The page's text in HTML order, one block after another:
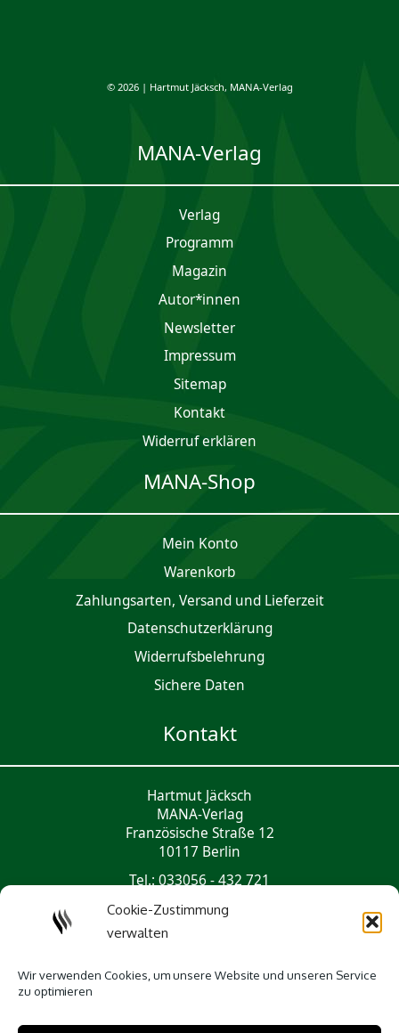
Cookie-Zustimmung
verwalten
Wir verwenden Cookies, um unsere Website und unseren Service
zu optimieren
© 2026 | Hartmut Jäcksch, MANA-Verlag
MANA-Verlag
Verlag
Programm
Magazin
Autor*innen
Newsletter
Impres­sum
Sitemap
Kontakt
Widerruf erklären
MANA-Shop
Mein Konto
Waren­korb
Zahlungsarten, Versand und Lieferzeit
Daten­schutz­er­klärung
Widerrufsbelehrung
Sichere Daten
Kontakt
Hartmut Jäcksch
MANA-Verlag
Französische Straße 12
10117 Berlin
Tel.: 033056 - 432 721
Social Media